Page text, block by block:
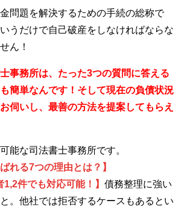
問題を解決するための手続の総称で
うだけで自己破産をしなければならな
ん！
事務所は、 たった3つの質問に答える
簡単なんです！そして現在の負債状況
伺いし、最善の方法を提案してもらえ
能な司法書士事務所です。
れる7つの理由とは？】
1,2件でも対応可能！】 債務整理に強い
。他社では拒否するケースもあるとい